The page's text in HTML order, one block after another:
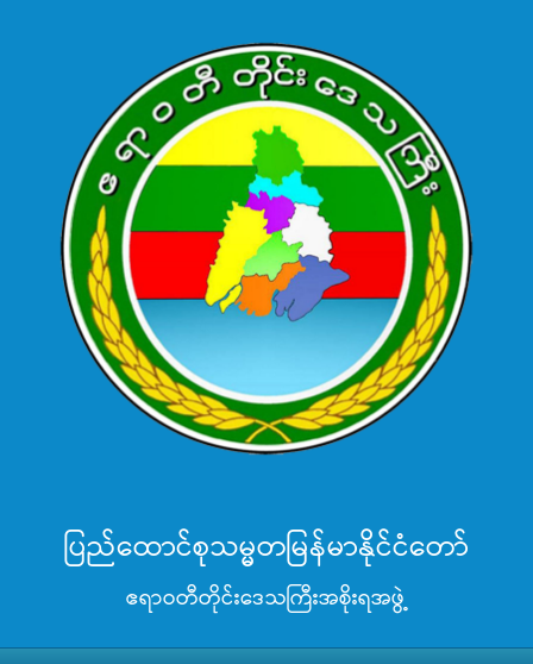
ပြည်ထောင်စုသမ္မတမြန်မာနိုင်ငံတော်
ဧရာဝတီတိုင်းဒေသကြီးအစိုးရအဖွဲ့